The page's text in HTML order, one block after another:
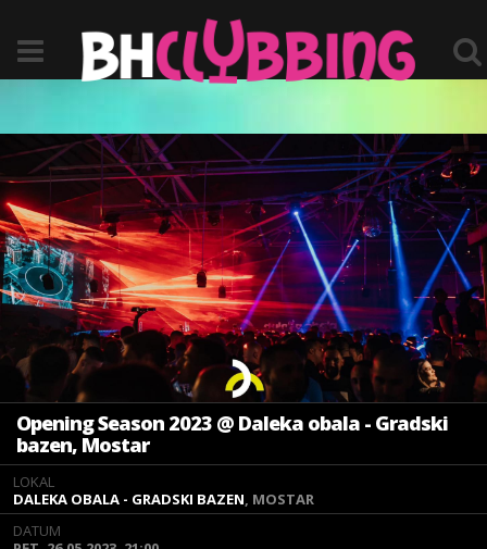
Opening Season 2023 @ Daleka obala - Gradski
bazen, Mostar
LOKAL
DALEKA OBALA - GRADSKI BAZEN, MOSTAR
DATUM
LOKAL
DALEKA OBALA - GRADSKI BAZEN, MOSTAR
DATUM